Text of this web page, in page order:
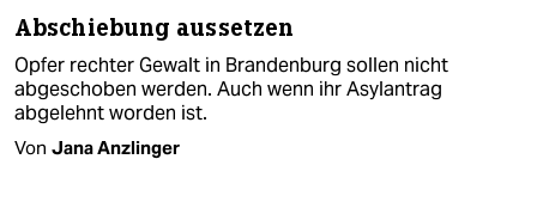
Abschiebung aussetzen
Opfer rechter Gewalt in Brandenburg sollen nicht
abgeschoben werden. Auch wenn ihr Asylantrag
abgelehnt worden ist.
Von Jana Anzlinger